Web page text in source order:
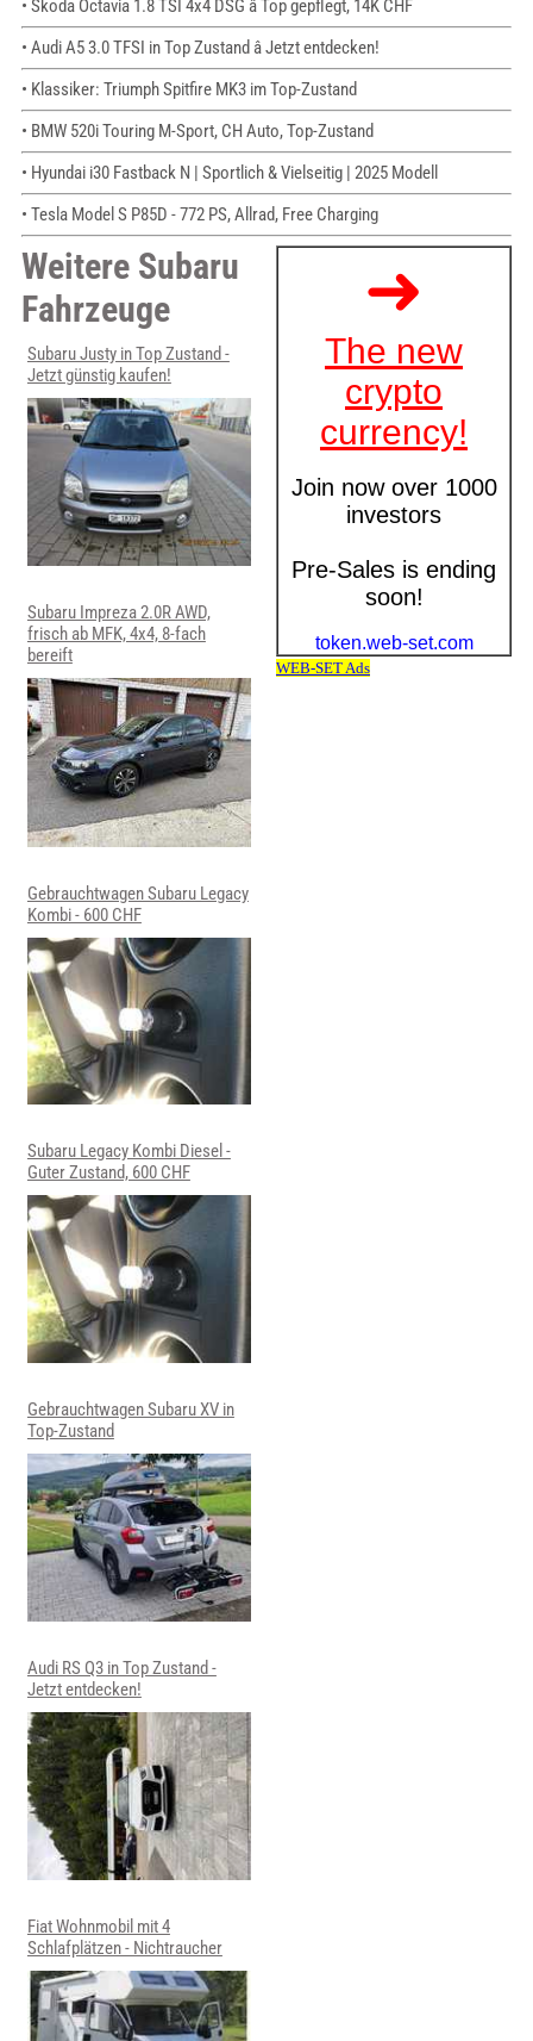
• Skoda Octavia 1.8 TSI 4x4 DSG â Top gepflegt, 14K CHF
• Audi A5 3.0 TFSI in Top Zustand â Jetzt entdecken!
• Klassiker: Triumph Spitfire MK3 im Top-Zustand
• BMW 520i Touring M-Sport, CH Auto, Top-Zustand
• Hyundai i30 Fastback N | Sportlich & Vielseitig | 2025 Modell
• Tesla Model S P85D - 772 PS, Allrad, Free Charging
Weitere Subaru
Fahrzeuge
Subaru Justy in Top Zustand -
Jetzt günstig kaufen!
Subaru Impreza 2.0R AWD,
frisch ab MFK, 4x4, 8-fach
bereift
Gebrauchtwagen Subaru Legacy
Kombi - 600 CHF
Subaru Legacy Kombi Diesel -
Guter Zustand, 600 CHF
Gebrauchtwagen Subaru XV in
Top-Zustand
Audi RS Q3 in Top Zustand -
Jetzt entdecken!
Fiat Wohnmobil mit 4
Schlafplätzen - Nichtraucher